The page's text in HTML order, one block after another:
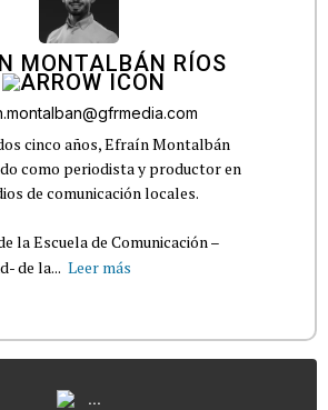
MONTALBÁN RÍOS
cinco años, Efraín Montalbán
como periodista y productor en
de comunicación locales.
la Escuela de Comunicación –
de la... Leer más
...